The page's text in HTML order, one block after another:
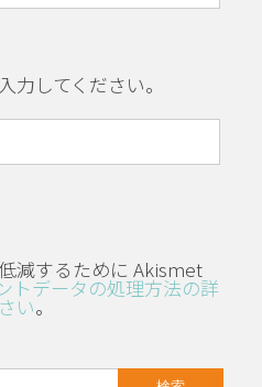
力してください。
減するために Akismet
トデータの処理方法の詳
い。